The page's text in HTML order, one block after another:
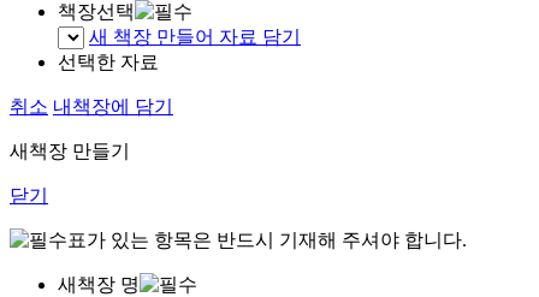
책장선택
새 책장 만들어 자료 담기
선택한 자료
취소 내책장에 담기
새책장 만들기
닫기
표가 있는 항목은 반드시 기재해 주셔야 합니다.
새책장 명